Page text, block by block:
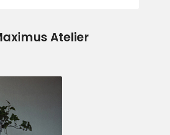
Atelier